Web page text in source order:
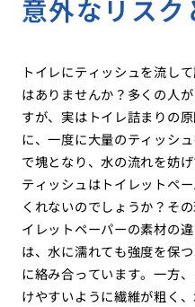
意外なリスク
トイレにティッシュを流し
はありませんか？多くの人
すが、実はトイレ詰まりの
に、一度に大量のティッシ
で塊となり、水の流れを妨
ティッシュはトイレットペ
くれないのでしょうか？そ
イレットペーパーの素材の
は、水に濡れても強度を保
に絡み合っています。一方
けやすいように繊維が粗く